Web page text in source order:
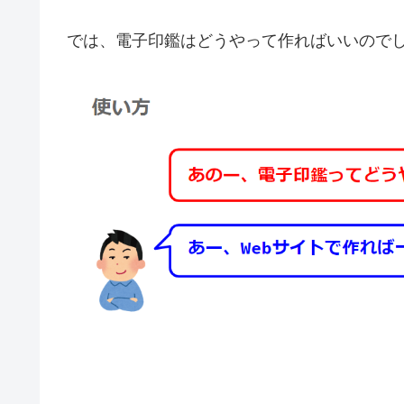
では、電子印鑑はどうやって作ればいいので